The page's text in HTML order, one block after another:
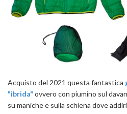
Acquisto del 2021 questa fantastica
"ibrida" ovvero con piumino sul
su maniche e sulla schiena dove